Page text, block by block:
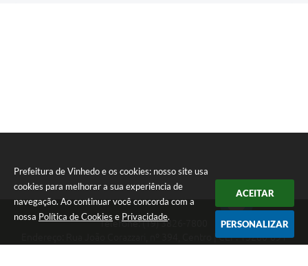
Prefeitura de Vinhedo e os cookies: nosso site usa
cookies para melhorar a sua experiência de
navegação. Ao continuar você concorda com a
nossa Política de Cookies e Privacidade.
ACEITAR
PERSONALIZAR
Telefone: (19) 3826-7800
Endereço: Rua João Corazzari, nº 394, Centro | CEP: 13280-091